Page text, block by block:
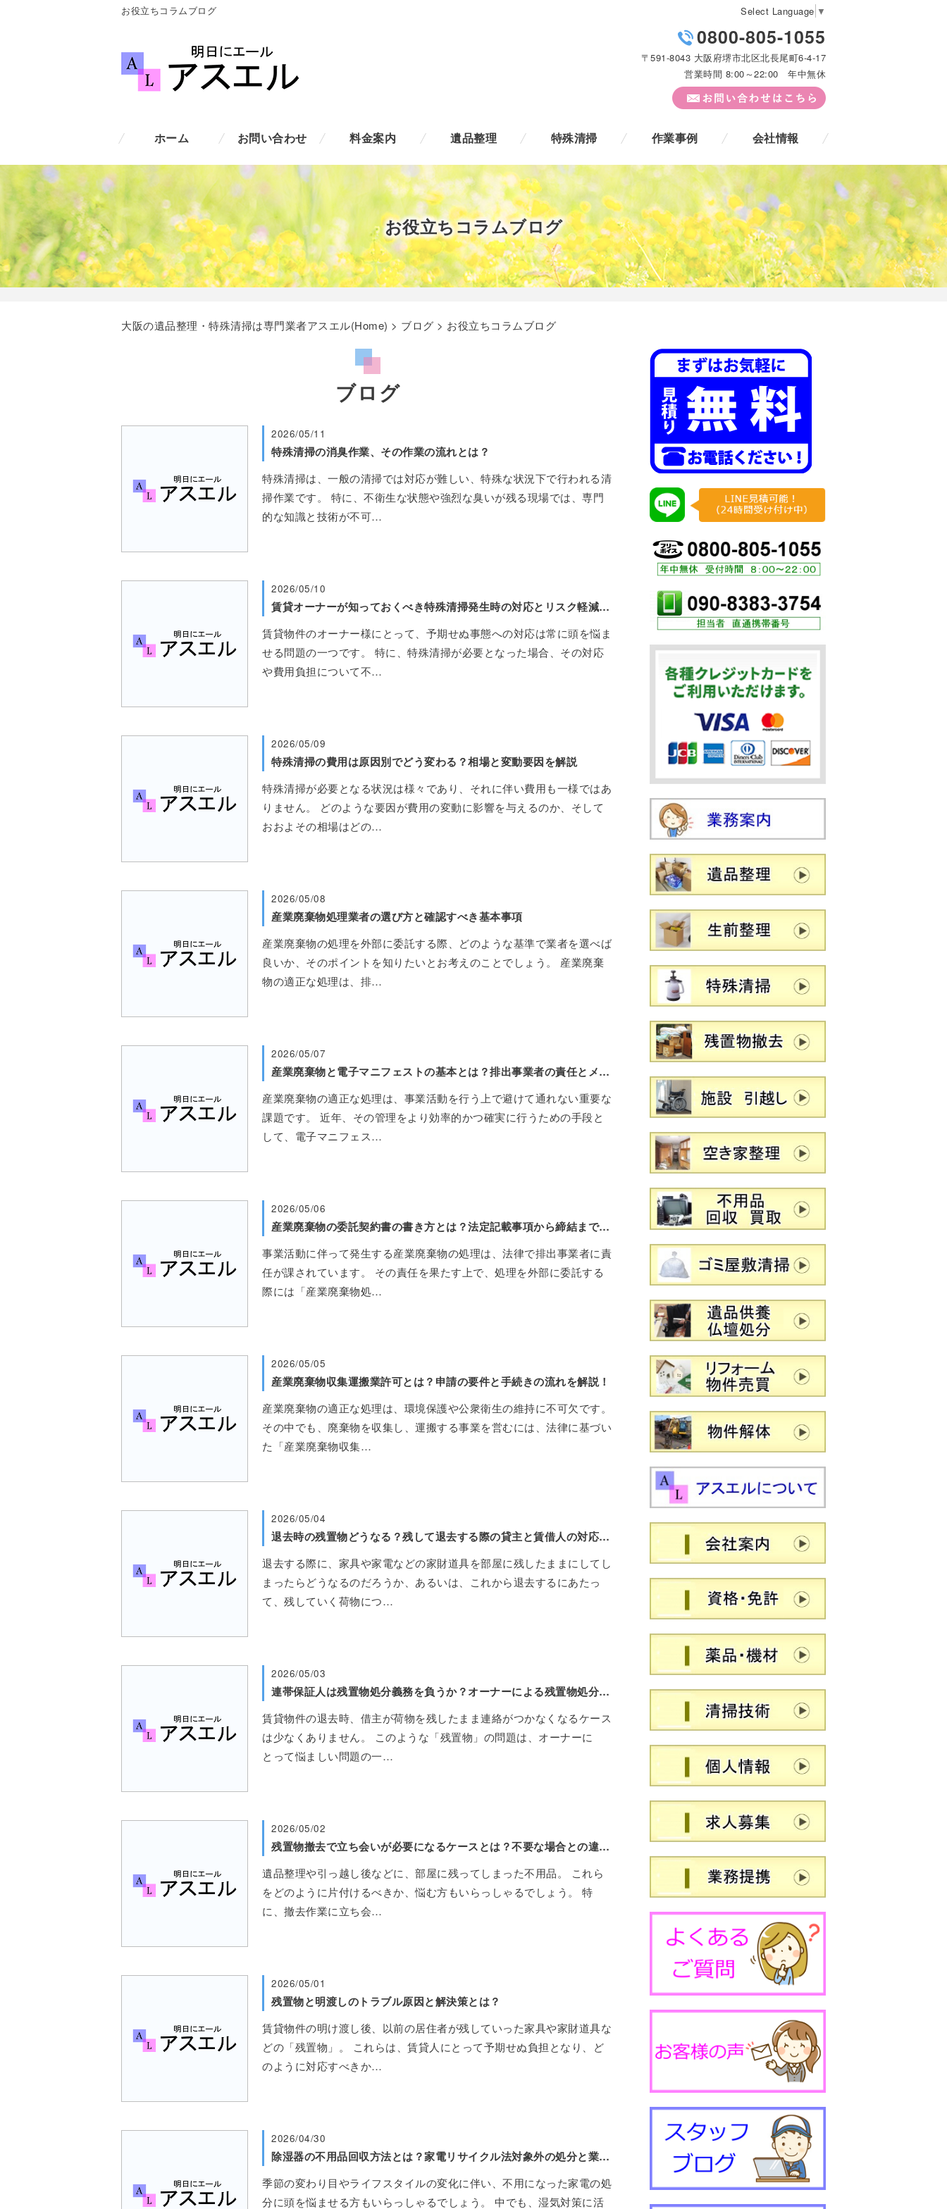
お役立ちコラムブログ Select Language ▼
0800-805-1055
〒591-8043 大阪府堺市北区北長尾町6-4-17
営業時間 8:00～22:00 年中無休
ホーム お問い合わせ 料金案内 遺品整理 特殊清掃 作業事例 会社情報
お役立ちコラムブログ
大阪の遺品整理・特殊清掃は専門業者アスエル(Home) > ブログ > お役立ちコラムブログ
ブログ
2026/05/11
特殊清掃の消臭作業、その作業の流れとは？
特殊清掃は、一般の清掃では対応が難しい、特殊な状況下で行われる清
掃作業です。 特に、不衛生な状態や強烈な臭いが残る現場では、専門
的な知識と技術が不可…
2026/05/10
賃貸オーナーが知っておくべき特殊清掃発生時の対応とリスク軽減策とは？
賃貸物件のオーナー様にとって、予期せぬ事態への対応は常に頭を悩ま
せる問題の一つです。 特に、特殊清掃が必要となった場合、その対応
や費用負担について不…
2026/05/09
特殊清掃の費用は原因別でどう変わる？相場と変動要因を解説
特殊清掃が必要となる状況は様々であり、それに伴い費用も一様ではあ
りません。 どのような要因が費用の変動に影響を与えるのか、そして
おおよその相場はどの…
2026/05/08
産業廃棄物処理業者の選び方と確認すべき基本事項
産業廃棄物の処理を外部に委託する際、どのような基準で業者を選べば
良いか、そのポイントを知りたいとお考えのことでしょう。 産業廃棄
物の適正な処理は、排…
2026/05/07
産業廃棄物と電子マニフェストの基本とは？排出事業者の責任とメリットを解説
産業廃棄物の適正な処理は、事業活動を行う上で避けて通れない重要な
課題です。 近年、その管理をより効率的かつ確実に行うための手段と
して、電子マニフェス…
2026/05/06
産業廃棄物の委託契約書の書き方とは？法定記載事項から締結までの流れを解説
事業活動に伴って発生する産業廃棄物の処理は、法律で排出事業者に責
任が課されています。 その責任を果たす上で、処理を外部に委託する
際には「産業廃棄物処…
2026/05/05
産業廃棄物収集運搬業許可とは？申請の要件と手続きの流れを解説！
産業廃棄物の適正な処理は、環境保護や公衆衛生の維持に不可欠です。
その中でも、廃棄物を収集し、運搬する事業を営むには、法律に基づい
た「産業廃棄物収集…
2026/05/04
退去時の残置物どうなる？残して退去する際の貸主と賃借人の対応とは
退去する際に、家具や家電などの家財道具を部屋に残したままにしてし
まったらどうなるのだろうか、あるいは、これから退去するにあたっ
て、残していく荷物につ…
2026/05/03
連帯保証人は残置物処分義務を負うか？オーナーによる残置物処分方法とは？
賃貸物件の退去時、借主が荷物を残したまま連絡がつかなくなるケース
は少なくありません。 このような「残置物」の問題は、オーナーに
とって悩ましい問題の一…
2026/05/02
残置物撤去で立ち会いが必要になるケースとは？不要な場合との違いを解説
遺品整理や引っ越し後などに、部屋に残ってしまった不用品。 これら
をどのように片付けるべきか、悩む方もいらっしゃるでしょう。 特
に、撤去作業に立ち会…
2026/05/01
残置物と明渡しのトラブル原因と解決策とは？
賃貸物件の明け渡し後、以前の居住者が残していった家具や家財道具な
どの「残置物」。 これらは、賃貸人にとって予期せぬ負担となり、ど
のように対応すべきか…
2026/04/30
除湿器の不用品回収方法とは？家電リサイクル法対象外の処分と業者の選び方
季節の変わり目やライフスタイルの変化に伴い、不用になった家電の処
分に頭を悩ませる方もいらっしゃるでしょう。 中でも、湿気対策に活